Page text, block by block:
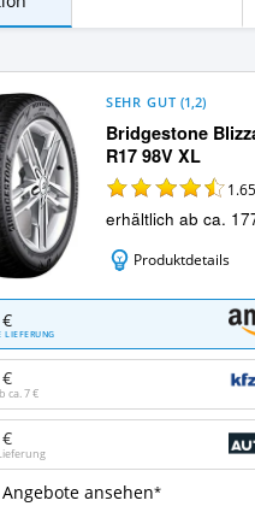
Bridgestone
R17 98V XL
SEHR GUT (1,2)
erhältlich ab ca.
Produktdetails
LIEFERUNG
ca.7 €
ansehen